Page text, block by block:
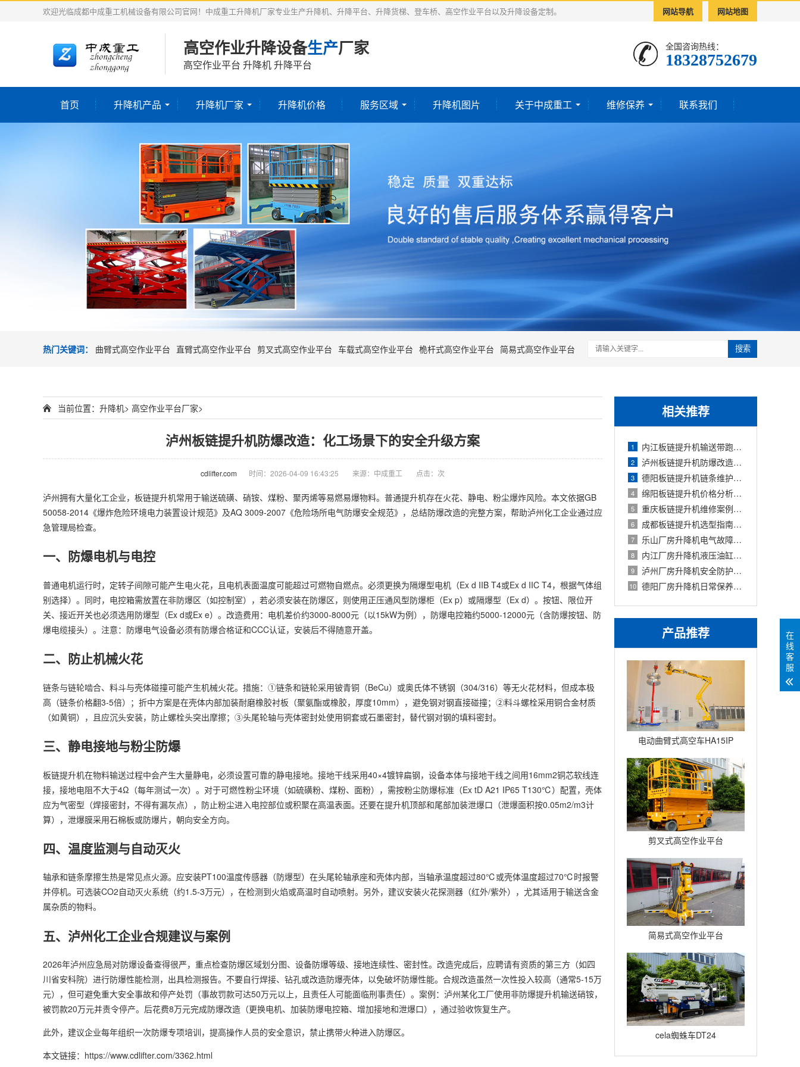
网站导航 网站地图
欢迎光临成都中成重工机械设备有限公司官网！中成重工升降机厂家专业生产升降机、升降平台、升降货梯、登车桥、高空作业平台以及升降设备定制。
高空作业升降设备生产厂家
高空作业平台 升降机 升降平台
全国咨询热线：
18328752679‬
首页 升降机产品 升降机厂家 升降机价格 服务区域 升降机图片 关于中成重工 维修保养 联系我们
热门关键词： 曲臂式高空作业平台 直臂式高空作业平台 剪叉式高空作业平台 车载式高空作业平台 桅杆式高空作业平台 简易式高空作业平台 搜索
相关推荐
1 内江板链提升机输送带跑偏调整：头部滚
2 泸州板链提升机防爆改造：化工场景下的
3 德阳板链提升机链条维护：张紧调整与润
4 绵阳板链提升机价格分析：2026年不同型号
5 重庆板链提升机维修案例：链条跳齿与料
6 成都板链提升机选型指南：垂直输送机与
7 乐山厂房升降机电气故障排查：接触器、
8 内江厂房升降机液压油缸漏油维修：更换
9 泸州厂房升降机安全防护：防坠器、限位
10 德阳厂房升降机日常保养：月度点检表与
产品推荐
电动曲臂式高空车HA15IP
剪叉式高空作业平台
Compact12
简易式高空作业平台
Quickup7
cela蜘蛛车DT24
当前位置： 升降机> 高空作业平台厂家>
泸州板链提升机防爆改造：化工场景下的安全升级方案
cdlifter.com 时间：2026-04-09 16:43:25 来源：中成重工 点击： 次
泸州拥有大量化工企业，板链提升机常用于输送硫磺、硝铵、煤粉、聚丙烯等易燃易爆物料。普通提升机存在火花、静电、粉尘爆炸风险。本文依据GB
50058-2014《爆炸危险环境电力装置设计规范》及AQ 3009-2007《危险场所电气防爆安全规范》，总结防爆改造的完整方案，帮助泸州化工企业通过应
急管理局检查。
一、防爆电机与电控
普通电机运行时，定转子间隙可能产生电火花，且电机表面温度可能超过可燃物自燃点。必须更换为隔爆型电机（Ex d IIB T4或Ex d IIC T4，根据气体组
别选择）。同时，电控箱需放置在非防爆区（如控制室），若必须安装在防爆区，则使用正压通风型防爆柜（Ex p）或隔爆型（Ex d）。按钮、限位开
关、接近开关也必须选用防爆型（Ex d或Ex e）。改造费用：电机差价约3000-8000元（以15kW为例），防爆电控箱约5000-12000元（含防爆按钮、防
爆电缆接头）。注意：防爆电气设备必须有防爆合格证和CCC认证，安装后不得随意开盖。
二、防止机械火花
链条与链轮啮合、料斗与壳体碰撞可能产生机械火花。措施：①链条和链轮采用铍青铜（BeCu）或奥氏体不锈钢（304/316）等无火花材料，但成本极
高（链条价格翻3-5倍）；折中方案是在壳体内部加装耐磨橡胶衬板（聚氨酯或橡胶，厚度10mm），避免钢对钢直接碰撞；②料斗螺栓采用铜合金材质
（如黄铜），且应沉头安装，防止螺栓头突出摩擦；③头尾轮轴与壳体密封处使用铜套或石墨密封，替代钢对钢的填料密封。
三、静电接地与粉尘防爆
板链提升机在物料输送过程中会产生大量静电，必须设置可靠的静电接地。接地干线采用40×4镀锌扁钢，设备本体与接地干线之间用16mm2铜芯软线连
接，接地电阻不大于4Ω（每年测试一次）。对于可燃性粉尘环境（如硫磺粉、煤粉、面粉），需按粉尘防爆标准（Ex tD A21 IP65 T130℃）配置，壳体
应为气密型（焊接密封，不得有漏灰点），防止粉尘进入电控部位或积聚在高温表面。还要在提升机顶部和尾部加装泄爆口（泄爆面积按0.05m2/m3计
算），泄爆膜采用石棉板或防爆片，朝向安全方向。
四、温度监测与自动灭火
轴承和链条摩擦生热是常见点火源。应安装PT100温度传感器（防爆型）在头尾轮轴承座和壳体内部，当轴承温度超过80℃或壳体温度超过70℃时报警
并停机。可选装CO2自动灭火系统（约1.5-3万元），在检测到火焰或高温时自动喷射。另外，建议安装火花探测器（红外/紫外），尤其适用于输送含金
属杂质的物料。
五、泸州化工企业合规建议与案例
2026年泸州应急局对防爆设备查得很严，重点检查防爆区域划分图、设备防爆等级、接地连续性、密封性。改造完成后，应聘请有资质的第三方（如四
川省安科院）进行防爆性能检测，出具检测报告。不要自行焊接、钻孔或改造防爆壳体，以免破坏防爆性能。合规改造虽然一次性投入较高（通常5-15万
元），但可避免重大安全事故和停产处罚（事故罚款可达50万元以上，且责任人可能面临刑事责任）。案例：泸州某化工厂使用非防爆提升机输送硝铵，
被罚款20万元并责令停产。后花费8万元完成防爆改造（更换电机、加装防爆电控箱、增加接地和泄爆口），通过验收恢复生产。
此外，建议企业每年组织一次防爆专项培训，提高操作人员的安全意识，禁止携带火种进入防爆区。
本文链接：https://www.cdlifter.com/3362.html
在
线
客
服